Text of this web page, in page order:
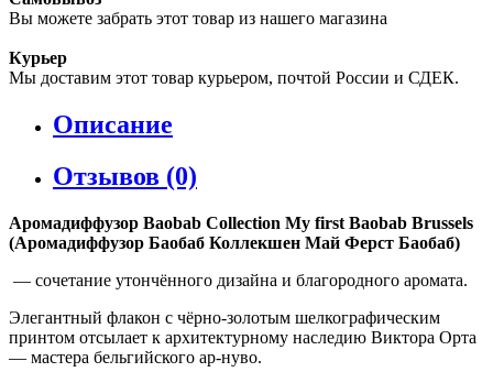
Вы можете забрать этот товар из нашего магазина
Курьер
Мы доставим этот товар курьером, почтой России и СДЕК.
Описание
Отзывов (0)
Аромадиффузор Baobab Collection My first Baobab Brussels
(Аромадиффузор Баобаб Коллекшен Май Ферст Баобаб)
— сочетание утончённого дизайна и благородного аромата.
Элегантный флакон с чёрно‑золотым шелкографическим
принтом отсылает к архитектурному наследию Виктора Орта
— мастера бельгийского ар‑нуво.